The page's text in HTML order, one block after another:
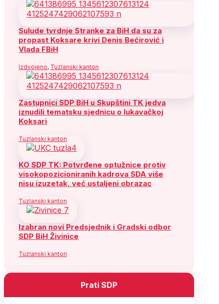
Sulude tvrdnje Stranke za BiH da su za
propast Koksare krivi Denis Bećirović i
Vlada FBiH
Izdvojeno, Tuzlanski kanton
Zastupnici SDP BiH u Skupštini TK jedva
iznudili tematsku sjednicu o lukavačkoj
Koksari
Tuzlanski kanton
KO SDP TK: Potvrđene optužnice protiv
visokopozicioniranih kadrova SDA više
nisu izuzetak, već ustaljeni obrazac
Tuzlanski kanton
Izabran novi Predsjednik i Gradski odbor
SDP BiH Živinice
Tuzlanski kanton
Prati SDP